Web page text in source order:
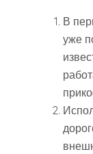
В
уже